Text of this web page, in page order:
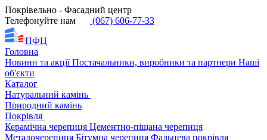
Покрівельно - Фасадний центр
Телефонуйте нам
(067) 606-77-33
ПФЦ
Головна
Новини та акціїПостачальники, виробники та партнери Наші
об'єкти
Каталог
Натуральний камінь
Природний камінь
Покрівля
Керамічна черепиця Цементно-піщана черепиця
Металочерепиця Бітумна черепиця Фальцева покрівля